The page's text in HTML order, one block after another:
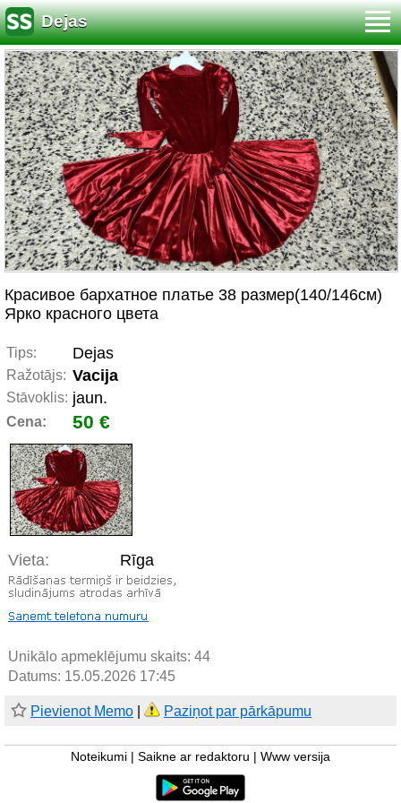
Dejas
Красивое бархатное платье 38 размер(140/146см)
Ярко красного цвета
Tips: Dejas
Ražotājs: Vacija
Stāvoklis: jaun.
Cena: 50 €
Vieta: Rīga
Unikālo apmeklējumu skaits: 44
Datums: 15.05.2026 17:45
Pievienot Memo Paziņot par pārkāpumu
Noteikumi Saikne ar redaktoru Www versija